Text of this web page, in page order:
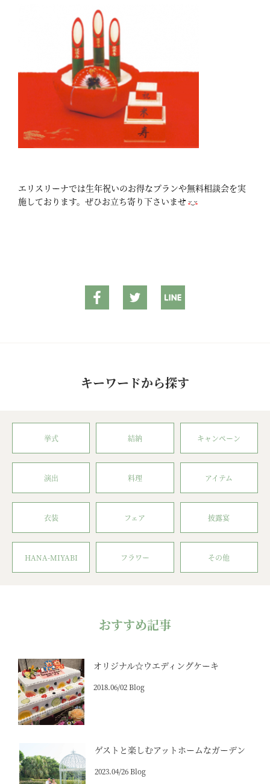
エリスリーナでは生年祝いのお得なプランや無料相談会を実
施しております。ぜひお立ち寄り下さいませ
キーワードから探す
挙式 結納 キャンペーン
演出 料理 アイテム
衣装 フェア 披露宴
HANA-MIYABI フラワー その他
おすすめ記事
オリジナル☆ウエディングケーキ
2018.06/02 Blog
ゲストと楽しむアットホームなガーデン
2023.04/26 Blog